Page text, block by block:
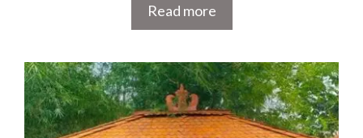
u
5
Read more